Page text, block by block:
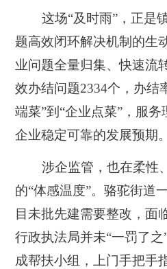
这场“及时雨”，正是
题高效闭环解决机制的生
业问题全量归集、快速流
效办结问题2334个，办结
端菜”到“企业点菜”，服
企业稳定可靠的发展预期。
涉企监管，也在柔性
的“体感温度”。骆驼街道
目未批先建需要整改，面
行政执法局并未“一罚了
成帮扶小组，上门手把手